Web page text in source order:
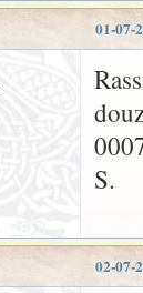
01-07-
S.
02-07-